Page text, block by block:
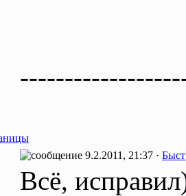
9.2.2011, 21:37 ·
Всё,